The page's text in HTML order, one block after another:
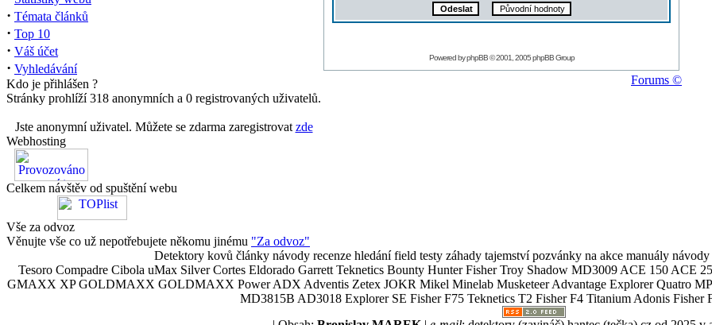
· Témata článků
· Top 10
· Váš účet
· Vyhledávání
Kdo je přihlášen ?
Stránky prohlíží 318 anonymních a 0 registrovaných uživatelů.
Jste anonymní uživatel. Můžete se zdarma zaregistrovat zde
Webhosting
Celkem návštěv od spuštění webu
Vše za odvoz
Věnujte vše co už nepotřebujete někomu jinému "Za odvoz"
Powered byphpBB© 2001, 2005 phpBB Group
Forums ©
Detektory kovů články návody recenze hledání field testy záhady tajemství pozvánky na akce manuály
Tesoro Compadre Cibola uMax Silver Cortes Eldorado Garrett Teknetics Bounty Hunter Fisher Troy Shadow MD3009 ACE 150 ACE
GMAXX XP GOLDMAXX GOLDMAXX Power ADX Adventis Zetex JOKR Mikel Minelab Musketeer Advantage Explorer Quatro
MD3815B AD3018 Explorer SE Fisher F75 Teknetics T2 Fisher F4 Titanium Adonis Fisher